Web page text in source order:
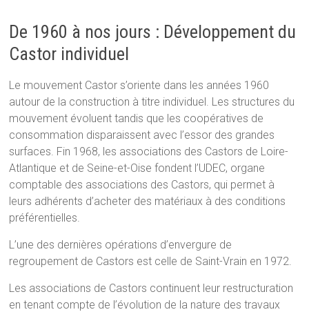
De 1960 à nos jours : Développement du
Castor individuel
Le mouvement Castor s’oriente dans les années 1960
autour de la construction à titre individuel. Les structures du
mouvement évoluent tandis que les coopératives de
consommation disparaissent avec l’essor des grandes
surfaces. Fin 1968, les associations des Castors de Loire-
Atlantique et de Seine-et-Oise fondent l’UDEC, organe
comptable des associations des Castors, qui permet à
leurs adhérents d’acheter des matériaux à des conditions
préférentielles.
L’une des dernières opérations d’envergure de
regroupement de Castors est celle de Saint-Vrain en 1972.
Les associations de Castors continuent leur restructuration
en tenant compte de l’évolution de la nature des travaux